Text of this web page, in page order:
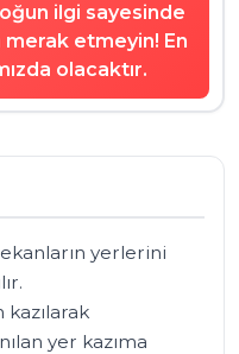
ilgi sayesinde
merak etmeyin! En
olacaktır.
yer kazıma